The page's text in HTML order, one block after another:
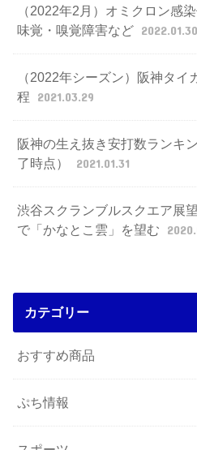
（2022年2月）オミクロン感
味覚・嗅覚障害など 2022.01.30
（2022年シーズン）阪神タイ
程
2021.03.29
阪神の生え抜き安打数ランキ
了時点）
2021.01.31
渋谷スクランブルスクエア展
で「かなとこ雲」を望む
カテゴリー
おすすめ商品
ぷち情報